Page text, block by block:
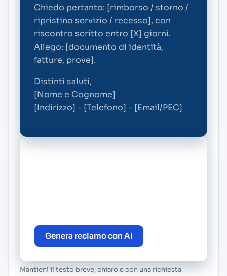
Chiedo pertanto: [rimborso / storno /
ripristino servizio / recesso], con
riscontro scritto entro [X] giorni.
Allego: [documento di identità,
fatture, prove].
Distinti saluti,
[Nome e Cognome]
[Indirizzo] - [Telefono] - [Email/PEC]
Genera reclamo con AI
Mantieni il testo breve, chiaro e con una richiesta